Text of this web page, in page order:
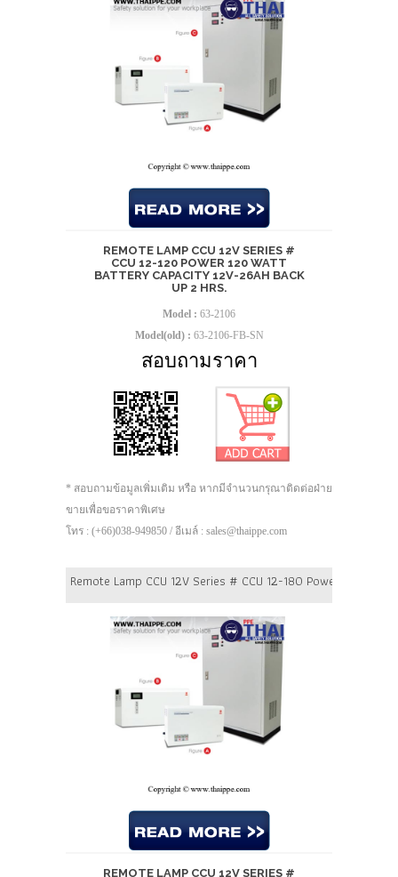
REMOTE LAMP CCU 12V SERIES #
CCU 12-120 POWER 120 WATT
BATTERY CAPACITY 12V-26AH BACK
UP 2 HRS.
Model : 63-2106
Model(old) : 63-2106-FB-SN
สอบถามราคา
* สอบถามข้อมูลเพิ่มเติม หรือ หากมีจำนวนกรุณาติดต่อฝ่าย
ขายเพื่อขอราคาพิเศษ
โทร : (+66)038-949850 / อีเมล์ : sales@thaippe.com
Remote Lamp CCU 12V Series # CCU 12-180 Power 180
REMOTE LAMP CCU 12V SERIES #